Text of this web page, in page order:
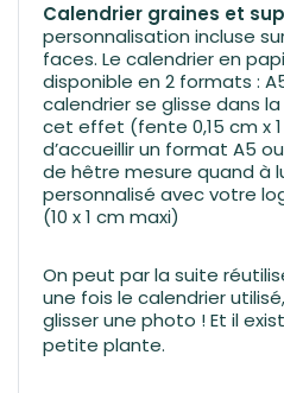
Calendrier graines et
personnalisation incluse
faces. Le calendrier en
disponible en 2 formats :
calendrier se glisse dans
cet effet (fente 0,15 cm x
d’accueillir un format A5
de hêtre mesure quand à
personnalisé avec votre
(10 x 1 cm maxi)
On peut par la suite
une fois le calendrier
glisser une photo ! Et il
petite plante.